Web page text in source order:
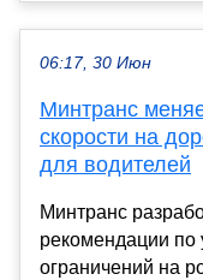
06:17, 30 Июн
Минтранс
скорости на
для водителей
Минтранс
рекомендации по
ограничений на